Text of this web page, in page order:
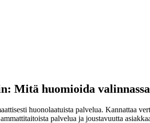
Mitä huomioida
huonolaatuista palvelua. Kannattaa
palvelua ja joustavuutta